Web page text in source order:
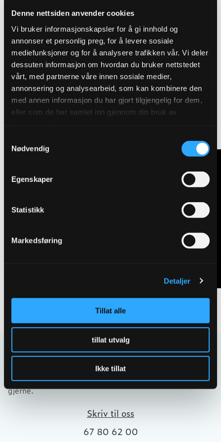
Denne nettsiden anvender cookies
Vi bruker informasjonskapsler for å gi innhold og
annonser et personlig preg, for å levere sosiale
mediefunksjoner og for å analysere trafikken vår. Vi deler
dessuten informasjon om hvordan du bruker nettstedet
vårt, med partnerne våre innen sosiale medier,
annonsering og analysearbeid, som kan kombinere den
med annen informasjon du har gjort tilgjengelig for dem,
eller som de har samlet inn gjennom din bruk av
Nødvendig
Egenskaper
Statistikk
Markedsføring
Detaljer
Tillat alle
tillat utvalg
Ikke tillat
Produktegenskaper
Pakningsinformasjon
Tekniske spesifikasjoner
Kontakt oss
Har spørsmål eller behov for hjelp så kontakt oss
gjerne.
Skriv til oss
67 80 62 00